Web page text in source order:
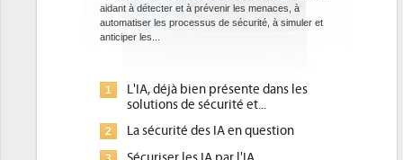
sécurité, à simuler et
Des datacenters plus durables et plus efficaces, c'est
ce que recherchent les pouvoirs publics européens
avec la mise en oeuvre de la nouvelle Directive sur
1
Qu'est-ce que la DEE (directive
d'efficacité énergétique) ?
2
DEE, une pression administrative